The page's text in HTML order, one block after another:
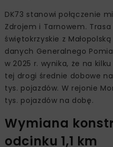
DK73 stanowi połączenie
Zdrojem i Tarnowem. Trasa
świętokrzyskie z
danych Generalnego
w 2025 r. wynika, że na
tej drogi średnie dobowe
tys. pojazdów. W rejonie
tys. pojazdów na dobę.
Wymiana
odcinku 1,1 km